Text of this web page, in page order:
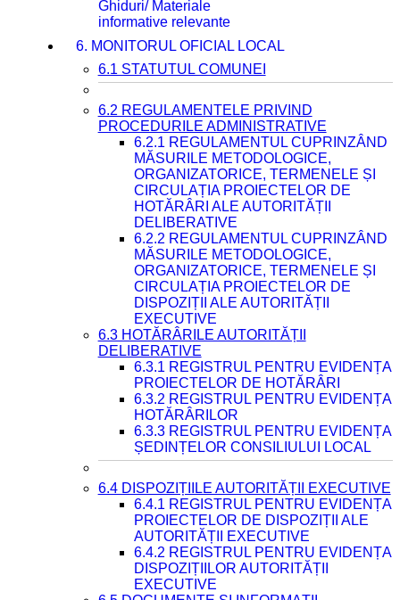
Ghiduri/ Materiale
informative relevante
6. MONITORUL OFICIAL LOCAL
6.1 STATUTUL COMUNEI
6.2 REGULAMENTELE PRIVIND
PROCEDURILE ADMINISTRATIVE
6.2.1 REGULAMENTUL CUPRINZÂND
MĂSURILE METODOLOGICE,
ORGANIZATORICE, TERMENELE ȘI
CIRCULAȚIA PROIECTELOR DE
HOTĂRÂRI ALE AUTORITĂȚII
DELIBERATIVE
6.2.2 REGULAMENTUL CUPRINZÂND
MĂSURILE METODOLOGICE,
ORGANIZATORICE, TERMENELE ȘI
CIRCULAȚIA PROIECTELOR DE
DISPOZIȚII ALE AUTORITĂȚII
EXECUTIVE
6.3 HOTĂRÂRILE AUTORITĂȚII
DELIBERATIVE
6.3.1 REGISTRUL PENTRU EVIDENȚA
PROIECTELOR DE HOTĂRÂRI
6.3.2 REGISTRUL PENTRU EVIDENȚA
HOTĂRÂRILOR
6.3.3 REGISTRUL PENTRU EVIDENȚA
ȘEDINȚELOR CONSILIULUI LOCAL
6.4 DISPOZIȚIILE AUTORITĂȚII EXECUTIVE
6.4.1 REGISTRUL PENTRU EVIDENȚA
PROIECTELOR DE DISPOZIȚII ALE
AUTORITĂȚII EXECUTIVE
6.4.2 REGISTRUL PENTRU EVIDENȚA
DISPOZIȚIILOR AUTORITĂȚII
EXECUTIVE